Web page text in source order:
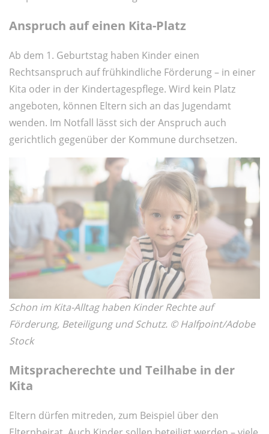
Anspruch auf einen Kita-Platz
Ab dem 1. Geburtstag haben Kinder einen
Rechtsanspruch auf frühkindliche Förderung – in einer
Kita oder in der Kindertagespflege. Wird kein Platz
angeboten, können Eltern sich an das Jugendamt
wenden. Im Notfall lässt sich der Anspruch auch
gerichtlich gegenüber der Kommune durchsetzen.
Schon im Kita-Alltag haben Kinder Rechte auf
Förderung, Beteiligung und Schutz. © Halfpoint/Adobe
Stock
Mitspracherechte und Teilhabe in der
Kita
Eltern dürfen mitreden, zum Beispiel über den